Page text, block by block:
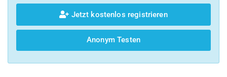
Jetzt kostenlos registrieren
Anonym Testen